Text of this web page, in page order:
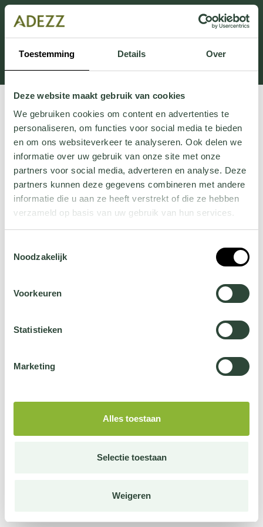
Toestemming Details Over
Deze website maakt gebruik van cookies
We gebruiken cookies om content en advertenties te
personaliseren, om functies voor social media te bieden
en om ons websiteverkeer te analyseren. Ook delen we
informatie over uw gebruik van onze site met onze
partners voor social media, adverteren en analyse. Deze
partners kunnen deze gegevens combineren met andere
informatie die u aan ze heeft verstrekt of die ze hebben
verzameld op basis van uw gebruik van hun services.
jehier.
Noodzakelijk
Voorkeuren
Statistieken
Marketing
Alles toestaan
Selectie toestaan
Weigeren
This section is currently under maintenance.
If you are missing information, you can call us at +31
413 745 423 or email us at